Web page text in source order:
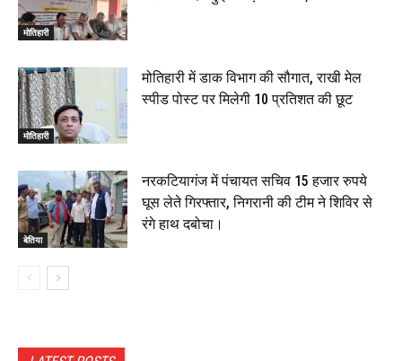
मोतिहारी
मोतिहारी
मोतिहारी में डाक विभाग की सौगात, राखी मेल
स्पीड पोस्ट पर मिलेगी 10 प्रतिशत की छूट
बेतिया
नरकटियागंज में पंचायत सचिव 15 हजार रुपये
घूस लेते गिरफ्तार, निगरानी की टीम ने शिविर से
रंगे हाथ दबोचा।